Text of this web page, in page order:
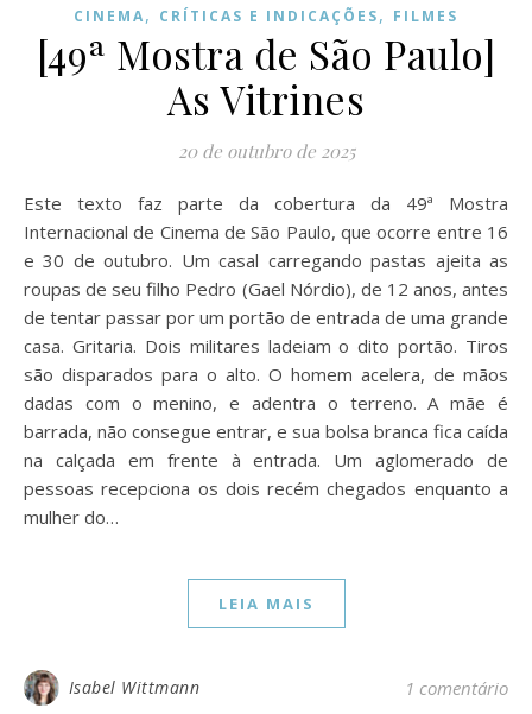
CINEMA, CRÍTICAS E INDICAÇÕES, FILMES
[49ª Mostra de São Paulo]
As Vitrines
20 de outubro de 2025
Este texto faz parte da cobertura da 49ª Mostra
Internacional de Cinema de São Paulo, que ocorre entre 16
e 30 de outubro. Um casal carregando pastas ajeita as
roupas de seu filho Pedro (Gael Nórdio), de 12 anos, antes
de tentar passar por um portão de entrada de uma grande
casa. Gritaria. Dois militares ladeiam o dito portão. Tiros
são disparados para o alto. O homem acelera, de mãos
dadas com o menino, e adentra o terreno. A mãe é
barrada, não consegue entrar, e sua bolsa branca fica caída
na calçada em frente à entrada. Um aglomerado de
pessoas recepciona os dois recém chegados enquanto a
mulher do…
LEIA MAIS
Isabel Wittmann 1 comentário